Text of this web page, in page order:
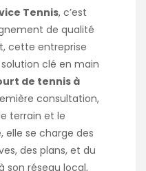
Tennis, c’est
de qualité
cette entreprise
clé en main
de tennis à
consultation,
terrain et le
elle se charge des
des plans, et du
son réseau local,